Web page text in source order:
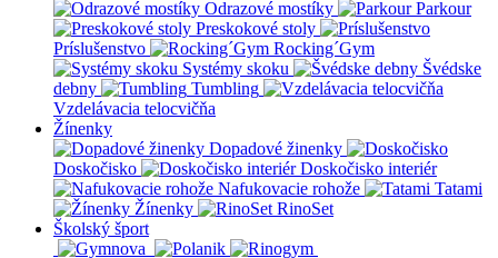
Odrazové mostíky
Parkour
Preskokové stoly
Príslušenstvo
Rocking´Gym
Systémy skoku
Švédske
debny
Tumbling
Vzdelávacia telocvičňa
Žínenky
Dopadové žinenky
Doskočisko
Doskočisko interiér
Nafukovacie rohože
Tatami
Žínenky
RinoSet
Školský šport